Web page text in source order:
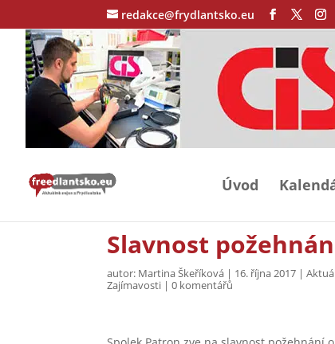
redakce@frydlantsko.eu
Úvod
Slavnost
autor: Martina Škeříková | 16. října 2017 |
Zajímavosti |0 komentářů